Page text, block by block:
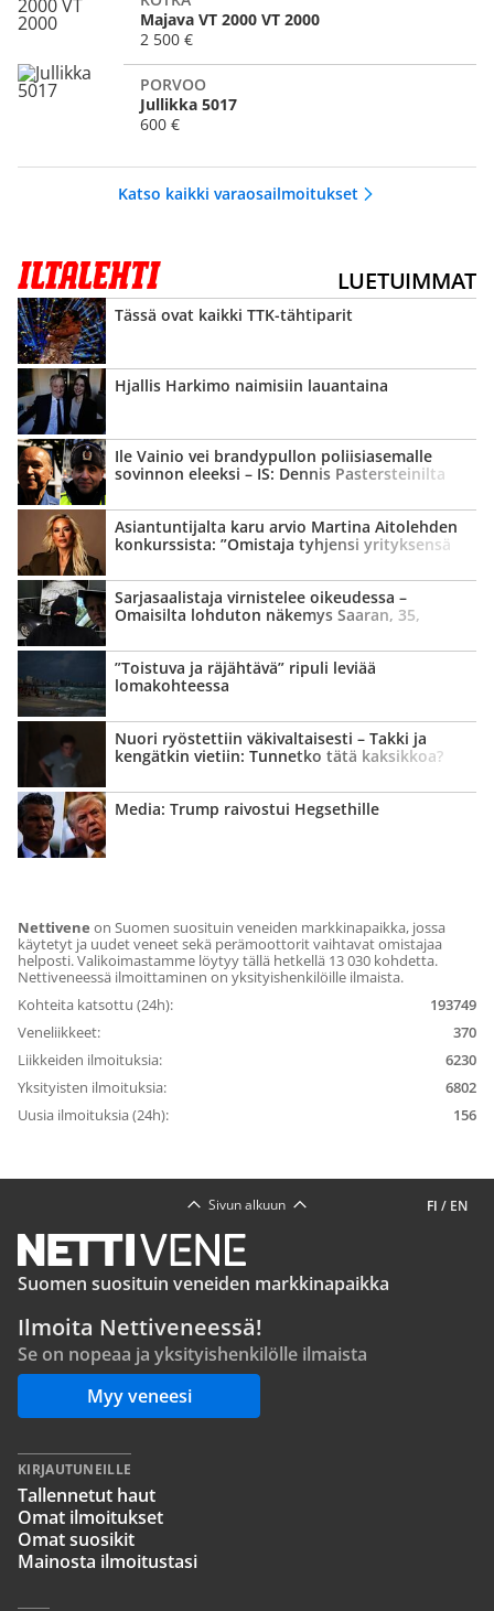
Majava VT 2000 VT 2000
2 500 €
PORVOO
Jullikka 5017
600 €
Katso kaikki varaosailmoitukset
LUETUIMMAT
Tässä ovat kaikki TTK-tähtiparit
Hjallis Harkimo naimisiin lauantaina
Ile Vainio vei brandypullon poliisi­asemalle
sovinnon eleeksi – IS: Dennis Pasters­teinilta
Asian­tuntijalta karu arvio Martina Aitolehden
konkurssista: ”Omistaja tyhjensi yrityksensä
Sarja­saalistaja virnistelee oikeudessa –
Omaisilta lohduton näkemys Saaran, 35,
”Toistuva ja räjähtävä” ripuli leviää
lomakohteessa
Nuori ryöstettiin väki­valtaisesti – Takki ja
kengätkin vietiin: Tunnetko tätä kaksikkoa?
Media: Trump raivostui Hegsethille
Nettivene on Suomen suosituin veneiden markkinapaikka, jossa
käytetyt ja uudet veneet sekä perämoottorit vaihtavat omistajaa
helposti. Valikoimastamme löytyy tällä hetkellä 13 030 kohdetta.
Nettiveneessä ilmoittaminen on yksityishenkilöille ilmaista.
Kohteita katsottu (24h):
193749
Veneliikkeet:
370
Liikkeiden ilmoituksia:
6230
Yksityisten ilmoituksia:
6802
Uusia ilmoituksia (24h):
156
FI / EN
Sivun alkuun
Suomen suosituin veneiden markkinapaikka
Ilmoita Nettiveneessä!
Se on nopeaa ja yksityishenkilölle ilmaista
Myy veneesi
KIRJAUTUNEILLE
Tallennetut haut
Omat ilmoitukset
Omat suosikit
Mainosta ilmoitustasi